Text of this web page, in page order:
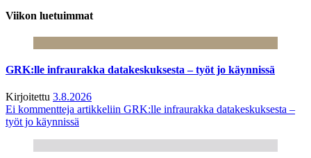
Viikon luetuimmat
GRK:lle infraurakka datakeskuksesta – työt jo käynnissä
Kirjoitettu 3.8.2026
Ei kommentteja artikkeliin GRK:lle infraurakka datakeskuksesta –
työt jo käynnissä